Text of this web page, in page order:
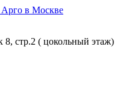
8, стр.2 ( цокольный этаж)